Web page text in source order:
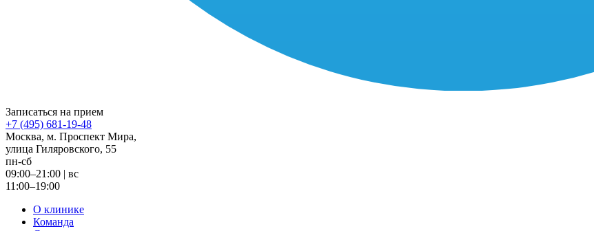
Записаться на прием
+7 (495) 681-19-48
Москва, м. Проспект Мира,
улица Гиляровского, 55
пн-сб
09:00–21:00 | вс
11:00–19:00
О клинике
Команда